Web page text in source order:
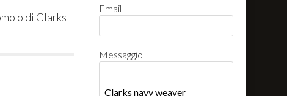
o di Clarks
Email
Messaggio